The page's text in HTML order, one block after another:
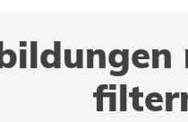
extremen Spaß